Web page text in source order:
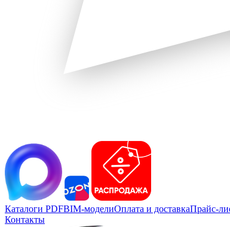
Каталоги PDFBIM-моделиОплата и доставкаПрайс-
Контакты